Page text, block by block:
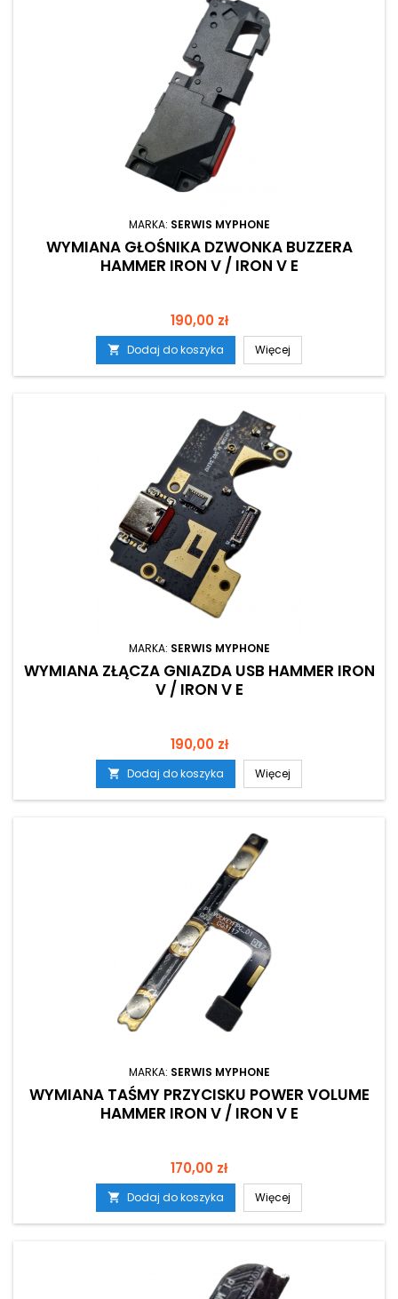
MARKA: SERWIS MYPHONE
WYMIANA GŁOŚNIKA DZWONKA BUZZERA
HAMMER IRON V / IRON V E
Cena
190,00 zł
 Dodaj do koszyka Więcej
MARKA: SERWIS MYPHONE
WYMIANA ZŁĄCZA GNIAZDA USB HAMMER IRON
V / IRON V E
Cena
190,00 zł
 Dodaj do koszyka Więcej
MARKA: SERWIS MYPHONE
WYMIANA TAŚMY PRZYCISKU POWER VOLUME
HAMMER IRON V / IRON V E
Cena
170,00 zł
 Dodaj do koszyka Więcej